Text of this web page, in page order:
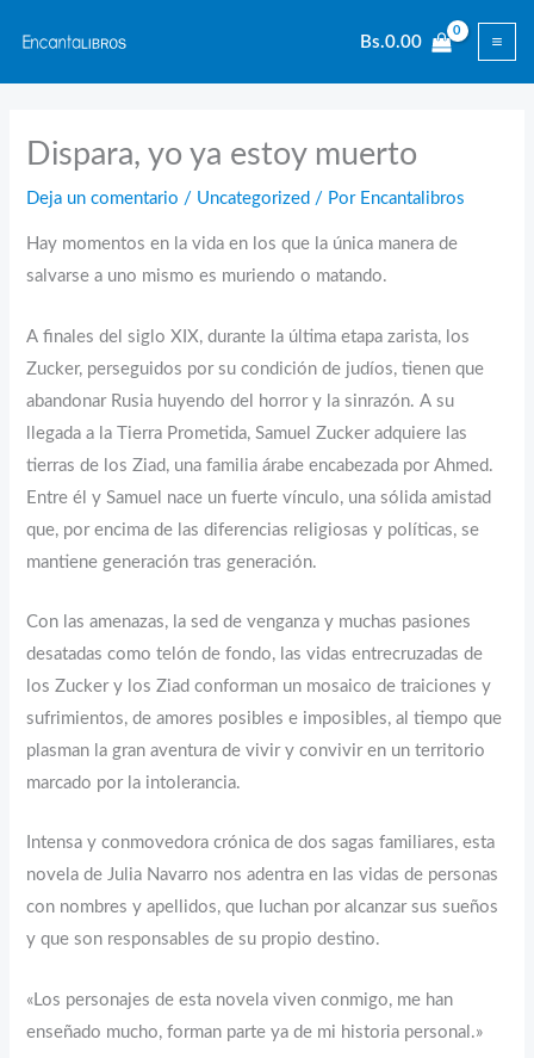
contenido
Bs.0.00
Dispara, yo ya estoy muerto
Deja un comentario / Uncategorized / Por Encantalibros
Hay momentos en la vida en los que la única manera de
salvarse a uno mismo es muriendo o matando.
A finales del siglo XIX, durante la última etapa zarista, los
Zucker, perseguidos por su condición de judíos, tienen que
abandonar Rusia huyendo del horror y la sinrazón. A su
llegada a la Tierra Prometida, Samuel Zucker adquiere las
tierras de los Ziad, una familia árabe encabezada por Ahmed.
Entre él y Samuel nace un fuerte vínculo, una sólida amistad
que, por encima de las diferencias religiosas y políticas, se
mantiene generación tras generación.
Con las amenazas, la sed de venganza y muchas pasiones
desatadas como telón de fondo, las vidas entrecruzadas de
los Zucker y los Ziad conforman un mosaico de traiciones y
sufrimientos, de amores posibles e imposibles, al tiempo que
plasman la gran aventura de vivir y convivir en un territorio
marcado por la intolerancia.
Intensa y conmovedora crónica de dos sagas familiares, esta
novela de Julia Navarro nos adentra en las vidas de personas
con nombres y apellidos, que luchan por alcanzar sus sueños
y que son responsables de su propio destino.
«Los personajes de esta novela viven conmigo, me han
enseñado mucho, forman parte ya de mi historia personal.»